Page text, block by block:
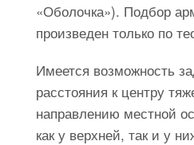
«Оболочка»). Подбор
произведен только по
Имеется возможность
расстояния к центру
направлению местной
как у верхней, так и у